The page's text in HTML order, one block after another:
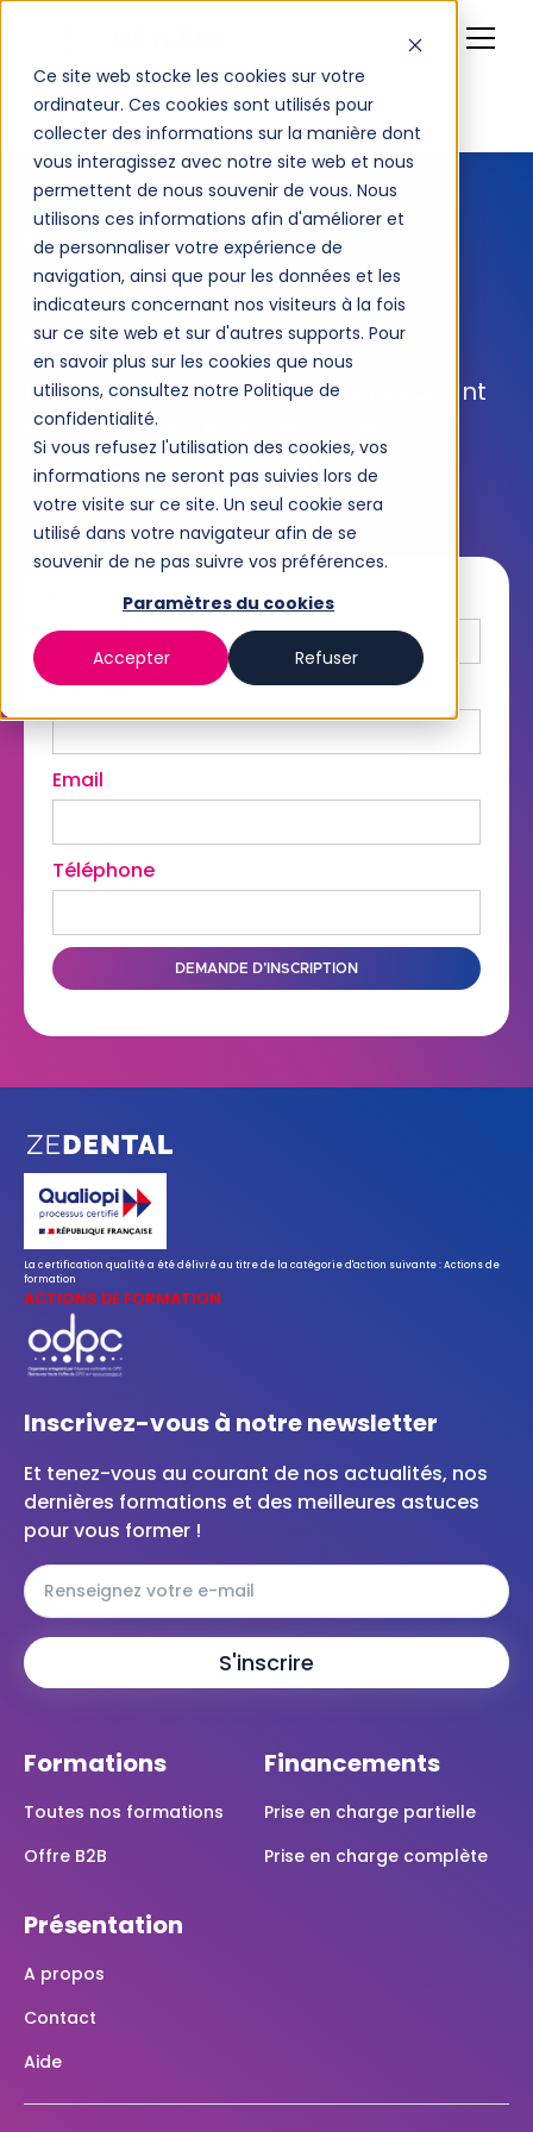
Ce site web stocke les cookies sur votre
ordinateur. Ces cookies sont utilisés pour
collecter des informations sur la manière dont
vous interagissez avec notre site web et nous
permettent de nous souvenir de vous. Nous
utilisons ces informations afin d'améliorer et
de personnaliser votre expérience de
navigation, ainsi que pour les données et les
indicateurs concernant nos visiteurs à la fois
sur ce site web et sur d'autres supports. Pour
en savoir plus sur les cookies que nous
utilisons, consultez notre Politique de
confidentialité.
Si vous refusez l'utilisation des cookies, vos
informations ne seront pas suivies lors de
votre visite sur ce site. Un seul cookie sera
utilisé dans votre navigateur afin de se
souvenir de ne pas suivre vos préférences.
Paramètres du cookies
Accepter Refuser
INSCRIPTION
Formez-vous avec
Zedental
Inscrivez-vous via le formulaire suivant
et recevez par email les dates
disponibles de la formation
Prénom
Email
Téléphone
La certification qualité a été délivré au titre de la catégorie d'action suivante : Actions de
formation
ACTIONS DE FORMATION
Formations
Toutes nos formations
Offre B2B
Financements
Prise en charge partielle
Prise en charge complète
Présentation
A propos
Contact
Aide
Inscrivez-vous à notre newsletter
Et tenez-vous au courant de nos actualités, nos
dernières formations et des meilleures astuces
pour vous former !